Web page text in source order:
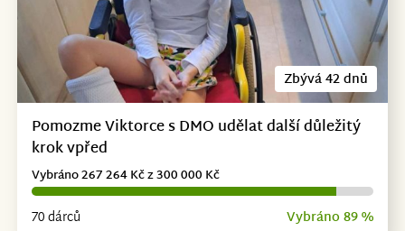
Zbývá 42 dnů
Pomozme Viktorce s DMO udělat další důležitý
krok vpřed
70 dárců Vybráno 89 %
Vybráno 267 264 Kč z 300 000 Kč